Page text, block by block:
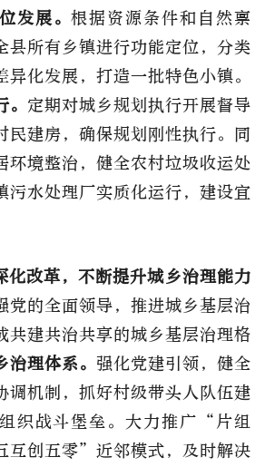
发展。根据资源条件和自然禀
县所有乡镇进行功能定位，分类
异化发展，打造一批特色小镇。
定期对城乡规划执行开展督导
民建房，确保规划刚性执行。同
环境整治，健全农村垃圾收运处
污水处理厂实质化运行，建设宜
化改革，不断提升城乡治理能力
党的全面领导，推进城乡基层治
共建共治共享的城乡基层治理格
理体系。 强化党建引领，健全
调机制，抓好村级带头人队伍建
织战斗堡垒。大力推广“片组
创五零”近邻模式，及时解决